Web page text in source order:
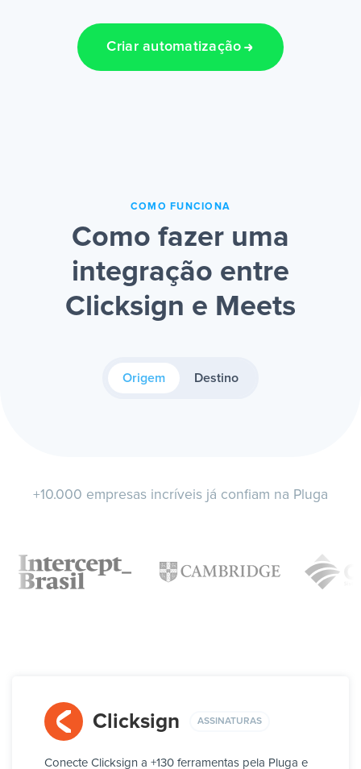
Criar automatização
COMO FUNCIONA
Como fazer uma
integração entre
Clicksign e Meets
Origem Destino
+10.000 empresas incríveis já confiam na Pluga
Clicksign ASSINATURAS
Conecte Clicksign a +130 ferramentas pela Pluga e